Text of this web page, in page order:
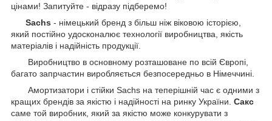
цінами! Запитуйте - відразу підберемо!
Sachs - німецький бренд з більш ніж віковою історією,
який постійно удосконалює технології виробництва, якість
матеріалів і надійність продукції.
Виробництво в основному розташоване по всій Європі,
багато запрчастин виробляється безпосередньо в Німеччині.
Амортизатори і стійки Sachs на теперішній час є одними з
кращих брендів за якістю і надійності на ринку України. Сакс
саме той виробник, який за якістю може конкурувати з